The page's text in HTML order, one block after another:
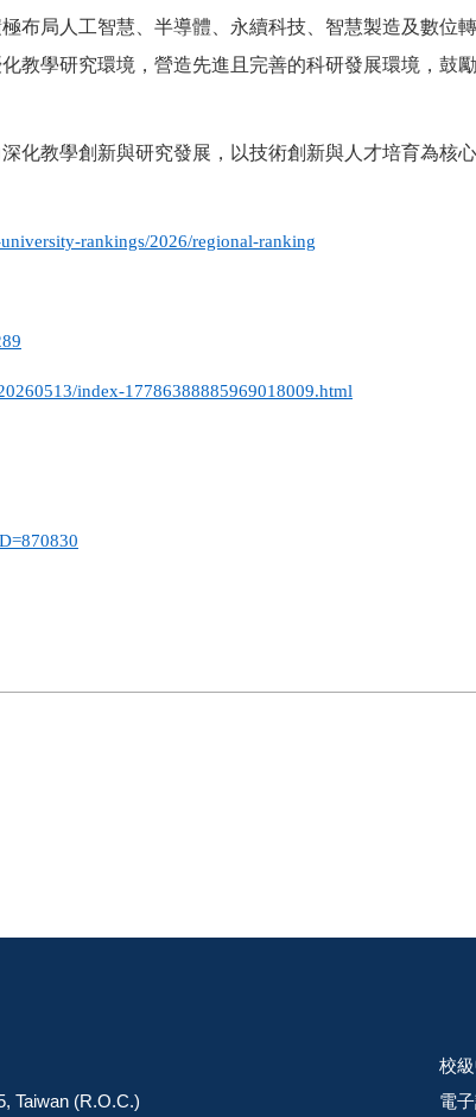
布局人工智慧、半導體、永續科技、智慧製造及數位
教學研究環境，營造先進且完善的科研發展環境，鼓
化教學創新與研究發展，以技術創新與人才培育為核
rankings/2026/regional-ranking
index-17786388885969018009.html
Taiwan (R.O.C.)
校
電